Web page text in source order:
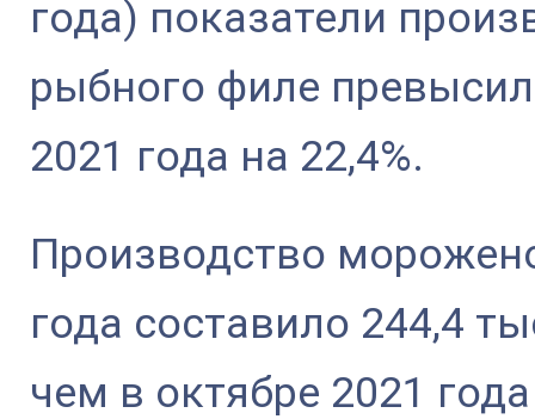
года) показатели
рыбного филе
2021 года на 22,4%.
Производство
года составило 244,4
чем в октябре 2021